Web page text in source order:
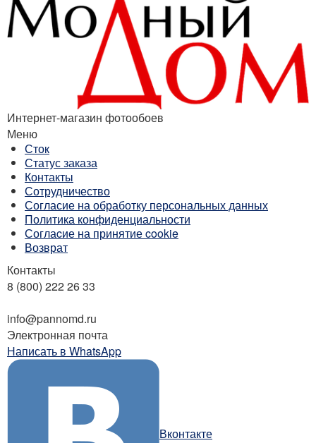
Интернет-магазин фотообоев
Меню
Сток
Статус заказа
Контакты
Сотрудничество
Согласие на обработку персональных данных
Политика конфиденциальности
Соглаcие на принятие cookie
Возврат
Контакты
8 (800) 222 26 33
info@pannomd.ru
Электронная почта
Написать в WhatsApp
Вконтакте